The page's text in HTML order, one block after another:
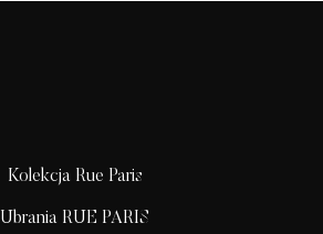
Kolekcja Rue Paris
Ubrania RUE PARIS